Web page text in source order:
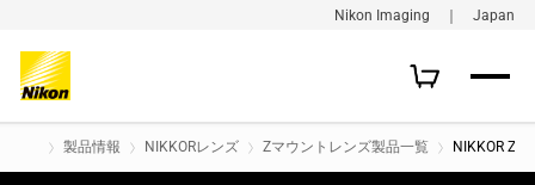
Nikon Imaging ｜ Japan
製品情報 NIKKORレンズ Zマウントレンズ製品一覧 NIKKOR Z